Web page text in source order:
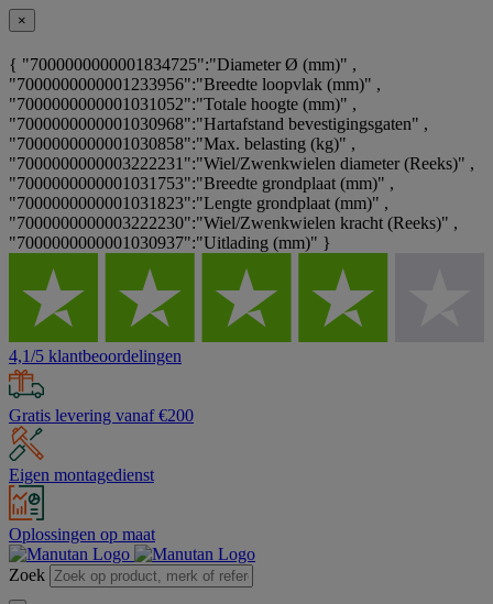
×
{ "7000000000001834725":"Diameter Ø (mm)" ,
"7000000000001233956":"Breedte loopvlak (mm)" ,
"7000000000001031052":"Totale hoogte (mm)" ,
"7000000000001030968":"Hartafstand bevestigingsgaten" ,
"7000000000001030858":"Max. belasting (kg)" ,
"7000000000003222231":"Wiel/Zwenkwielen diameter (Reeks)" ,
"7000000000001031753":"Breedte grondplaat (mm)" ,
"7000000000001031823":"Lengte grondplaat (mm)" ,
"7000000000003222230":"Wiel/Zwenkwielen kracht (Reeks)" ,
"7000000000001030937":"Uitlading (mm)" }
4,1/5 klantbeoordelingen
Gratis levering vanaf €200
Eigen montagedienst
Oplossingen op maat
Zoek